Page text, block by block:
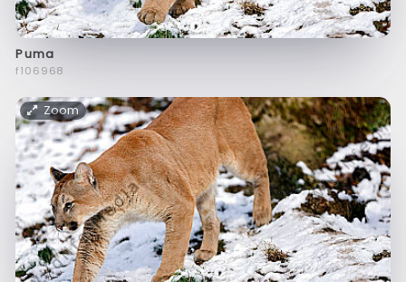
Puma
f106968
Zoom